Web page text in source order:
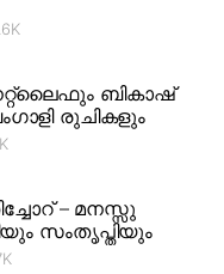
ബികാഷ്
രുചികളും
– മനസ്സു
സംതൃപ്തിയും